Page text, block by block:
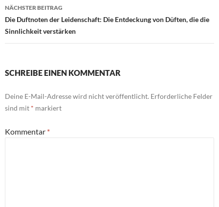
NÄCHSTER BEITRAG
Die Duftnoten der Leidenschaft: Die Entdeckung von Düften, die die
Sinnlichkeit verstärken
SCHREIBE EINEN KOMMENTAR
Deine E-Mail-Adresse wird nicht veröffentlicht. Erforderliche Felder
sind mit * markiert
Kommentar *